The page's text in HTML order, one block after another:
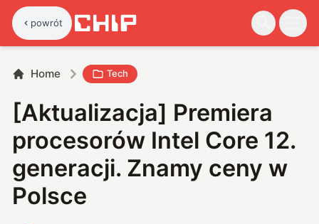
powrót
Home Tech
[Aktualizacja] Premiera
procesorów Intel Core 12.
generacji. Znamy ceny w
Polsce